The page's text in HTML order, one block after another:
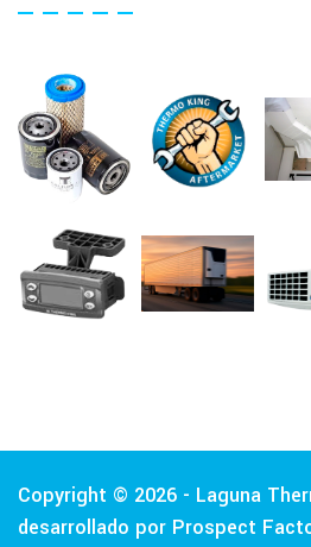
Copyright © 2026 - Laguna
desarrollado por Prospect